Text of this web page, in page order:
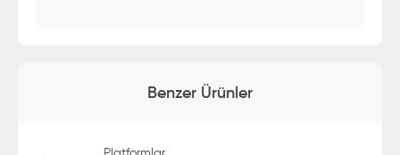
Benzer Ürünler